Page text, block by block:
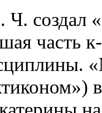
Ч. создал
часть